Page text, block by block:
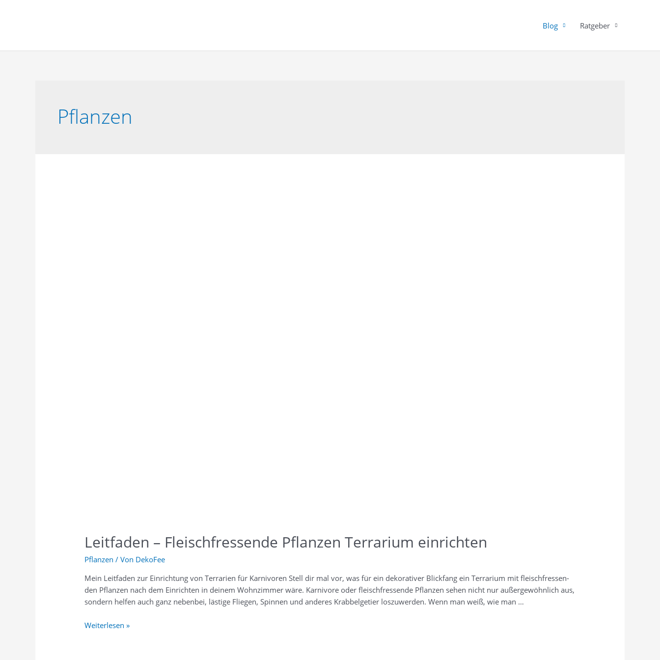
Blog Ratgeber
Pflanzen
Leitfaden – Fleischfressende Pflanzen Terrarium einrichten
Pflanzen / Von DekoFee
Mein Leit­fa­den zur Ein­rich­tung von Ter­ra­ri­en für Kar­ni­vo­ren Stell dir mal vor, was für ein deko­ra­ti­ver Blick­fang ein Ter­ra­ri­um mit fleisch­fres­sen­
den Pflan­zen nach dem Ein­rich­ten in dei­nem Wohn­zim­mer wäre. Kar­ni­vo­re oder fleisch­fres­sen­de Pflan­zen sehen nicht nur außer­ge­wöhn­lich aus,
son­dern hel­fen auch ganz neben­bei, läs­ti­ge Flie­gen, Spin­nen und ande­res Krab­belge­tier los­zu­wer­den. Wenn man weiß, wie man …
Weiterlesen »